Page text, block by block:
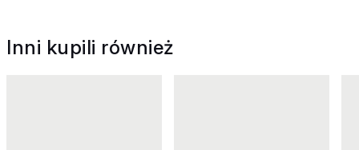
Inni kupili również